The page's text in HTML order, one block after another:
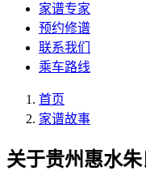
家谱专家
预约修谱
联系我们
乘车路线
首页
家谱故事
关于贵州惠水